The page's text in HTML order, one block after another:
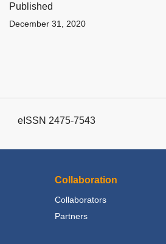
Published
December 31, 2020
eISSN 2475-7543
Collaboration
Collaborators
Partners